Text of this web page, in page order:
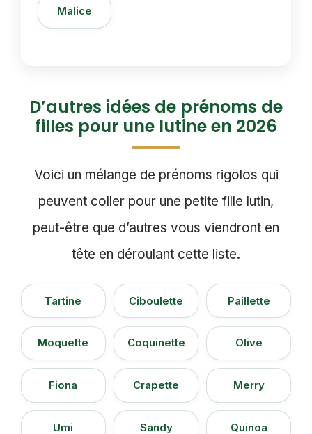
Malice
D’autres idées de prénoms de
filles pour une lutine en 2026
Voici un mélange de prénoms rigolos qui
peuvent coller pour une petite fille lutin,
peut-être que d’autres vous viendront en
tête en déroulant cette liste.
Tartine Ciboulette Paillette
Moquette Coquinette Olive
Fiona Crapette Merry
Umi Sandy Quinoa